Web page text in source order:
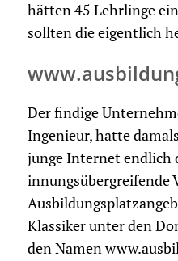
hätten 45 Lehrlinge
sollten die eigentlich
Der findige
Ingenieur, hatte
junge Internet endlich
innungsübergreifende
Klassiker unter den
den Namen